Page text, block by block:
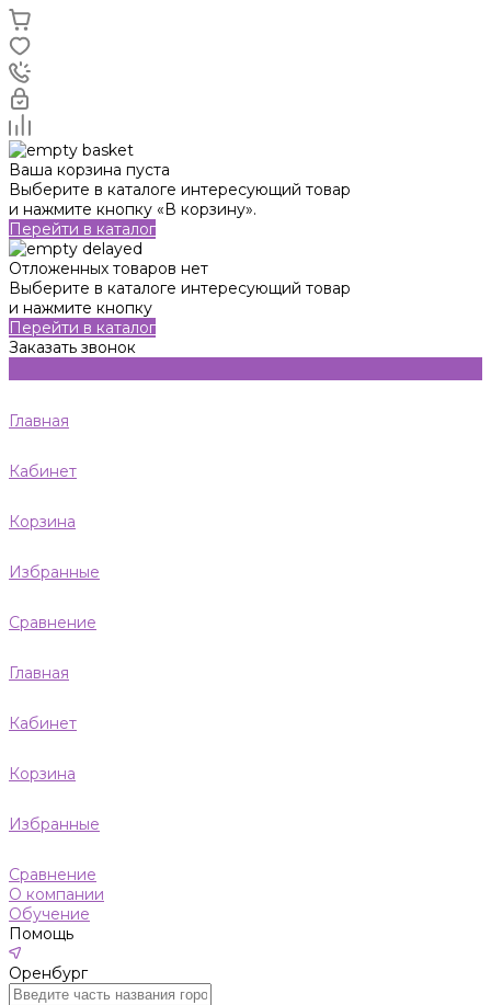
Ваша корзина пуста
Выберите в каталоге интересующий товар
и нажмите кнопку «В корзину».
Перейти в каталог
Отложенных товаров нет
Выберите в каталоге интересующий товар
и нажмите кнопку
Перейти в каталог
Заказать звонок
Главная
Кабинет
Корзина
Избранные
Сравнение
Главная
Кабинет
Корзина
Избранные
Сравнение
О компании
Обучение
Помощь
Оренбург